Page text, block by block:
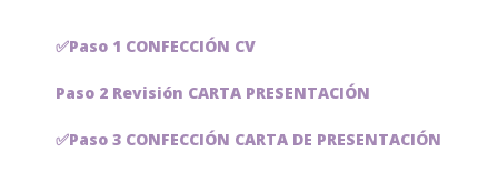
✅Paso 1 CONFECCIÓN CV
Paso 2 Revisión CARTA PRESENTACIÓN
✅Paso 3 CONFECCIÓN CARTA DE PRESENTACIÓN